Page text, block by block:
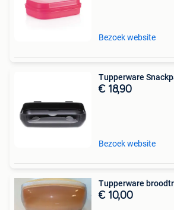
Bezoek website
Tupperware
€ 18,90
Bezoek website
Tupperware
€ 10,00